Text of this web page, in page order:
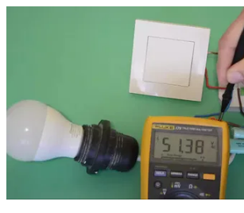
Ściemniacz - ZarowkiLED_2Kond